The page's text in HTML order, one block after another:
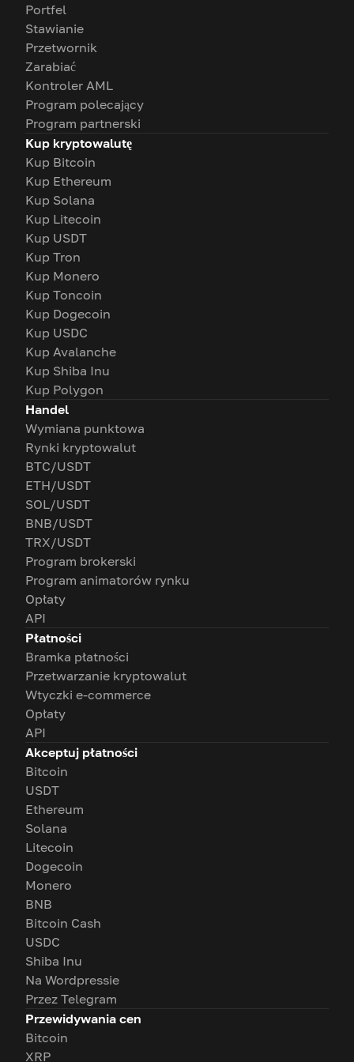
Portfel
Stawianie
Przetwornik
Zarabiać
Kontroler AML
Program polecający
Program partnerski
Kup kryptowalutę
Kup Bitcoin
Kup Ethereum
Kup Solana
Kup Litecoin
Kup USDT
Kup Tron
Kup Monero
Kup Toncoin
Kup Dogecoin
Kup USDC
Kup Avalanche
Kup Shiba Inu
Kup Polygon
Handel
Wymiana punktowa
Rynki kryptowalut
BTC/USDT
ETH/USDT
SOL/USDT
BNB/USDT
TRX/USDT
Program brokerski
Program animatorów rynku
Opłaty
API
Płatności
Bramka płatności
Przetwarzanie kryptowalut
Wtyczki e-commerce
Opłaty
API
Akceptuj płatności
Bitcoin
USDT
Ethereum
Solana
Litecoin
Dogecoin
Monero
BNB
Bitcoin Cash
USDC
Shiba Inu
Na Wordpressie
Przez Telegram
Przewidywania cen
Bitcoin
XRP